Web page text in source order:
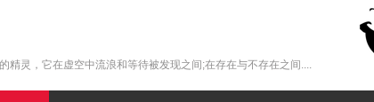
精灵，它在虚空中流浪和等待被发现之间;在存在与不存在之间....